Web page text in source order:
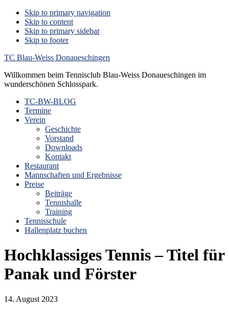
Skip to primary navigation
Skip to content
Skip to primary sidebar
Skip to footer
TC Blau-Weiss Donaueschingen
Willkommen beim Tennisclub Blau-Weiss Donaueschingen im
wunderschönen Schlosspark.
TC-BW-BLOG
Termine
Verein
Geschichte
Vorstand
Downloads
Kontakt
Restaurant
Mannschaften und Ergebnisse
Preise
Beiträge
Tennishalle
Training
Tennisschule
Hallenplatz buchen
Hochklassiges Tennis – Titel für
Panak und Förster
14. August 2023